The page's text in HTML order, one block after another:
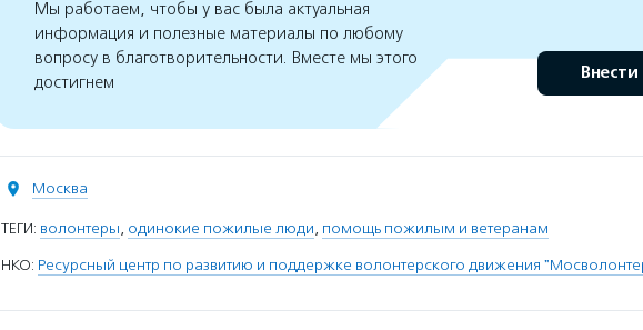
Мы работаем, чтобы у вас была актуальная
информация и полезные материалы по любому
вопросу в благотворительности. Вместе мы этого
достигнем
Внести
Москва
ТЕГИ: волонтеры, одинокие пожилые люди, помощь пожилым и ветеранам
НКО: Ресурсный центр по развитию и поддержке волонтерского движения